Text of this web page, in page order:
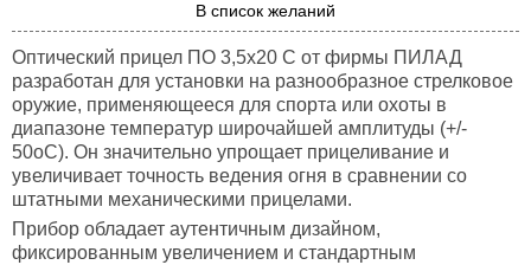
В список желаний
Оптический прицел ПО 3,5х20 С от фирмы ПИЛАД
разработан для установки на разнообразное стрелковое
оружие, применяющееся для спорта или охоты в
диапазоне температур широчайшей амплитуды (+/-
50oC). Он значительно упрощает прицеливание и
увеличивает точность ведения огня в сравнении со
штатными механическими прицелами.
Прибор обладает аутентичным дизайном,
фиксированным увеличением и стандартным